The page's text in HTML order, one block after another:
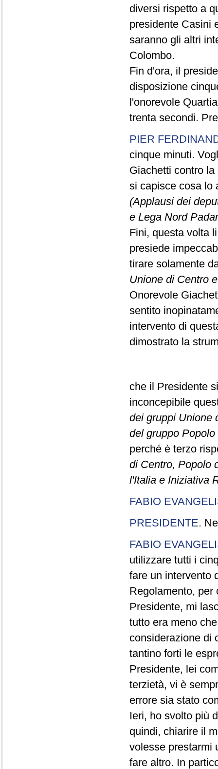
diversi rispetto a
presidente Casini
saranno gli altri
Colombo.
Fin d'ora, il
disposizione
l'onorevole
trenta secondi.
PIER
cinque minuti.
Giachetti contro
si capisce cosa lo
(Applausi dei
e Lega Nord
Fini, questa volta
presiede
tirare solamente
Unione di Centro
Onorevole
sentito
intervento di
dimostrato la
che il Presidente
inconcepibile
dei gruppi Unione
del gruppo
perché è terzo
di Centro, Popolo
l'Italia e Iniziativa
FABIO
PRESIDENTE.
FABIO
utilizzare tutti i
fare un intervento
Regolamento, per
Presidente, mi
tutto era meno
considerazione di
tantino forti le
Presidente, lei
terzietà, vi è
errore sia stato
Ieri, ho svolto più
quindi, chiarire il
volesse prestarmi
fare altro. In